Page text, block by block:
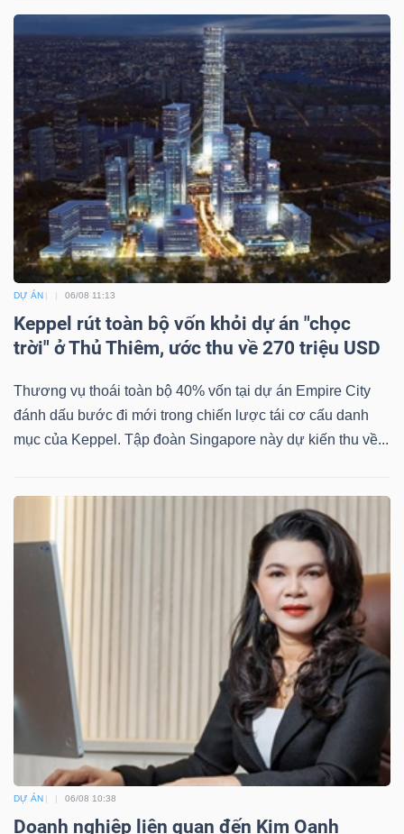
DỰ ÁN 06/08 11:13
Keppel rút toàn bộ vốn khỏi dự án "chọc
trời" ở Thủ Thiêm, ước thu về 270 triệu USD
Thương vụ thoái toàn bộ 40% vốn tại dự án Empire City
đánh dấu bước đi mới trong chiến lược tái cơ cấu danh
mục của Keppel. Tập đoàn Singapore này dự kiến thu về...
DỰ ÁN 06/08 10:38
Doanh nghiệp liên quan đến Kim Oanh
(-)
Tất cả Người nội bộ Người liên quan Cổ đông lớn
Tin
tức
Bài
viết
của
tác
giả
Báo
Thuật
(-)
Đào